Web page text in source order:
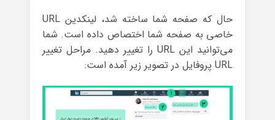
حال که صفحه شما ساخته شد، لینکدین URL
خاصی به صفحه شما اختصاص داده است. شما
می‌توانید این URL را تغییر دهید. مراحل تغییر
URL پروفایل در تصویر زیر آمده است: